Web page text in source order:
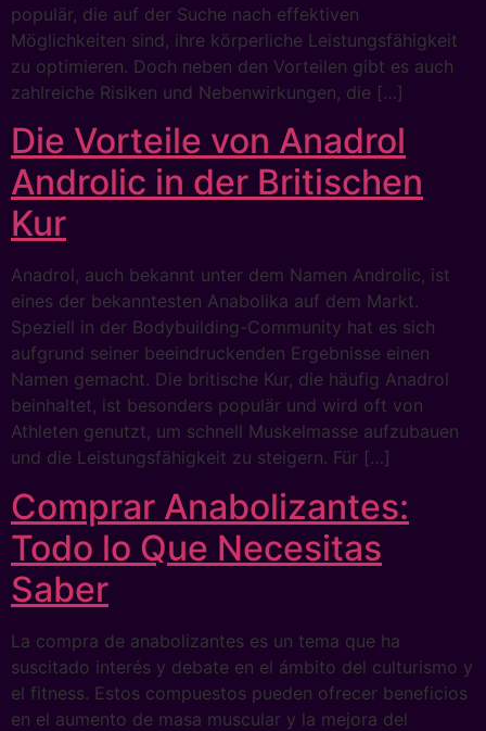
populär, die auf der Suche nach effektiven
Möglichkeiten sind, ihre körperliche Leistungsfähigkeit
zu optimieren. Doch neben den Vorteilen gibt es auch
zahlreiche Risiken und Nebenwirkungen, die […]
Die Vorteile von Anadrol
Androlic in der Britischen
Kur
Anadrol, auch bekannt unter dem Namen Androlic, ist
eines der bekanntesten Anabolika auf dem Markt.
Speziell in der Bodybuilding-Community hat es sich
aufgrund seiner beeindruckenden Ergebnisse einen
Namen gemacht. Die britische Kur, die häufig Anadrol
beinhaltet, ist besonders populär und wird oft von
Athleten genutzt, um schnell Muskelmasse aufzubauen
und die Leistungsfähigkeit zu steigern. Für […]
Comprar Anabolizantes:
Todo lo Que Necesitas
Saber
La compra de anabolizantes es un tema que ha
suscitado interés y debate en el ámbito del culturismo y
el fitness. Estos compuestos pueden ofrecer beneficios
en el aumento de masa muscular y la mejora del